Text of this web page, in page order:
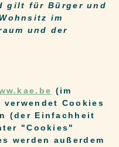
gilt für Bürger und
im
und der
(im
Cookies
(der Einfachheit
"Cookies"
werden außerdem